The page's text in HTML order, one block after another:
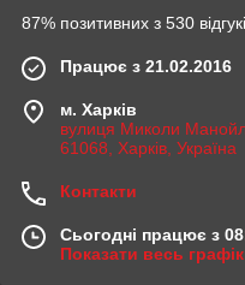
87% позитивних з 530
Працює з 21.02.2016
м. Харків
вулиця Миколи
61068, Харків, Україна
Контакти
Сьогодні працює з
Показати весь